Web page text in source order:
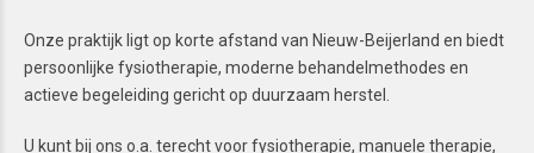
Onze praktijk ligt op korte afstand van Nieuw-Beijerland en biedt
persoonlijke fysiotherapie, moderne behandelmethodes en
actieve begeleiding gericht op duurzaam herstel.
U kunt bij ons o.a. terecht voorfysiotherapie, manuele therapie,